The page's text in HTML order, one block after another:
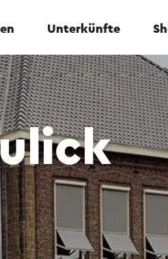
Unterkünfte